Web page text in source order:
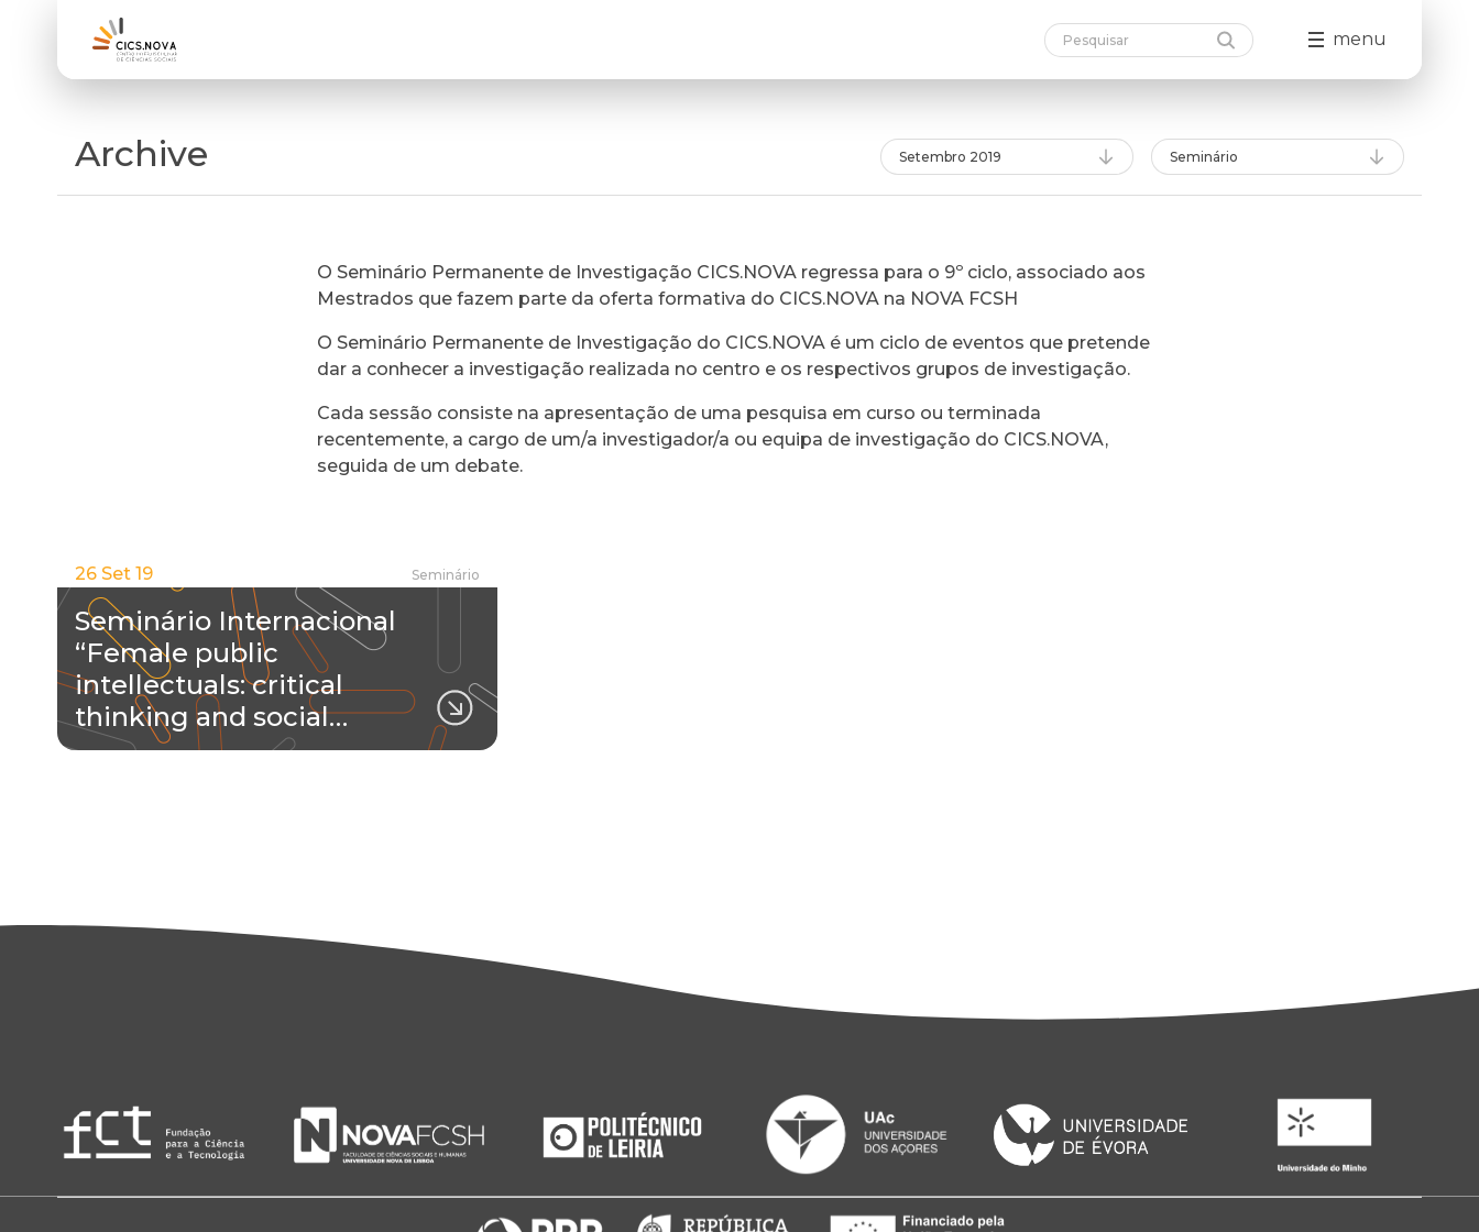
menu
Archive Setembro 2019 Seminário
O Seminário Permanente de Investigação CICS.NOVA regressa para o 9º ciclo, associado aos
Mestrados que fazem parte da oferta formativa do CICS.NOVA na NOVA FCSH
O Seminário Permanente de Investigação do CICS.NOVA é um ciclo de eventos que pretende
dar a conhecer a investigação realizada no centro e os respectivos grupos de investigação.
Cada sessão consiste na apresentação de uma pesquisa em curso ou terminada
recentemente, a cargo de um/a investigador/a ou equipa de investigação do CICS.NOVA,
seguida de um debate.
26 Set 19 Seminário
Seminário Internacional
“Female public
intellectuals: critical
thinking and social…